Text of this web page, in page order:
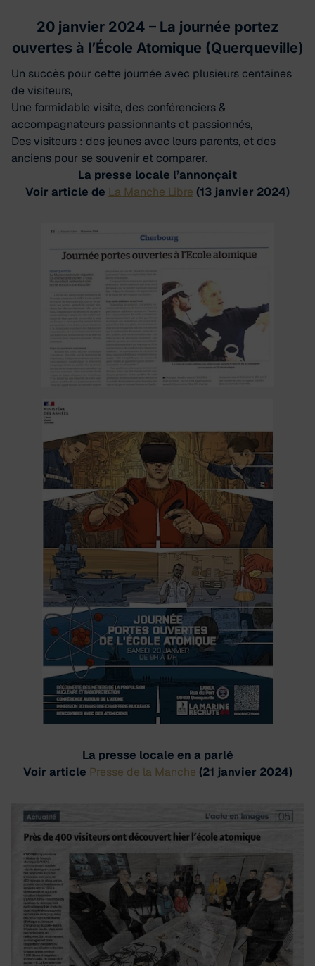
20 janvier 2024 – La journée portez
ouvertes à l’École Atomique (Querqueville)
Un succès pour cette journée avec plusieurs centaines
de visiteurs,
Une formidable visite, des conférenciers &
accompagnateurs passionnants et passionnés,
Des visiteurs : des jeunes avec leurs parents, et des
anciens pour se souvenir et comparer.
La presse locale l’annonçait
Voir article de La Manche Libre (13 janvier 2024)
La presse locale en a parlé
Voir article Presse de la Manche (21 janvier 2024)